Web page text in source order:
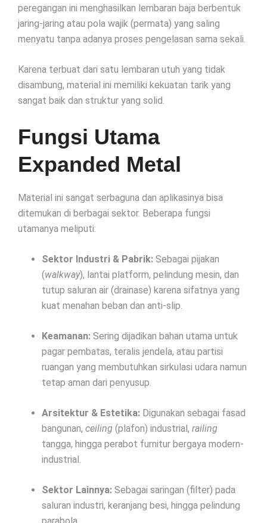
peregangan ini menghasilkan lembaran baja berbentuk
jaring-jaring atau pola wajik (permata) yang saling
menyatu tanpa adanya proses pengelasan sama sekali.
Karena terbuat dari satu lembaran utuh yang tidak
disambung, material ini memiliki kekuatan tarik yang
sangat baik dan struktur yang solid.
Fungsi Utama
Expanded Metal
Material ini sangat serbaguna dan aplikasinya bisa
ditemukan di berbagai sektor. Beberapa fungsi
utamanya meliputi:
Sektor Industri & Pabrik: Sebagai pijakan
(walkway), lantai platform, pelindung mesin, dan
tutup saluran air (drainase) karena sifatnya yang
kuat menahan beban dan anti-slip.
Keamanan: Sering dijadikan bahan utama untuk
pagar pembatas, teralis jendela, atau partisi
ruangan yang membutuhkan sirkulasi udara namun
tetap aman dari penyusup.
Arsitektur & Estetika: Digunakan sebagai fasad
bangunan, ceiling (plafon) industrial, railing
tangga, hingga perabot furnitur bergaya modern-
industrial.
Sektor Lainnya: Sebagai saringan (filter) pada
saluran industri, keranjang besi, hingga pelindung